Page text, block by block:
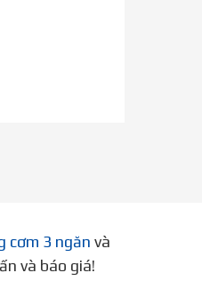
cơm 3 ngăn và
và báo giá!